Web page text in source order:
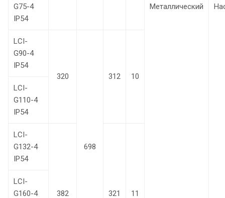
Металлический
G75-4
IP54
LCI-
G90-4
IP54
320
698
312
10
LCI-
G110-4
IP54
LCI-
G132-4
IP54
382 321 11
LCI-
G160-4